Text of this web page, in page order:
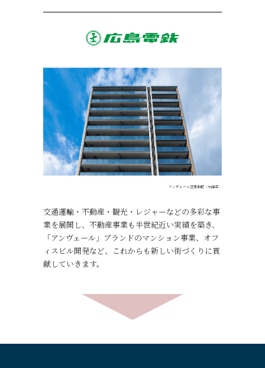
アンヴェール己斐本町〈分譲済〉
交通運輸・不動産・観光・レジャーなどの多彩な事
業を展開し、不動産事業も半世紀近い実績を築き、
「アンヴェール」ブランドのマンション事業、オフ
ィスビル開発など、これからも新しい街づくりに貢
献していきます。